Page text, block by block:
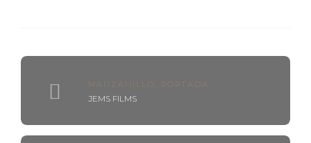
MANZANILLO PORTADA
JEMS FILMS